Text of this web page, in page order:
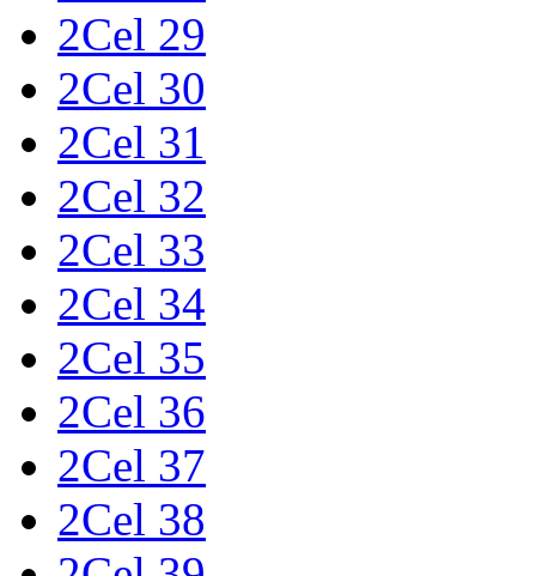
2Cel 29
2Cel 30
2Cel 31
2Cel 32
2Cel 33
2Cel 34
2Cel 35
2Cel 36
2Cel 37
2Cel 38